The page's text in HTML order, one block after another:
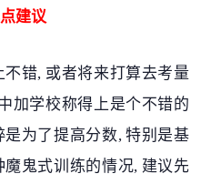
建议
错, 或者将来打算去考量
加学校称得上是个不错的
为了提高分数, 特别是基
鬼式训练的情况, 建议先